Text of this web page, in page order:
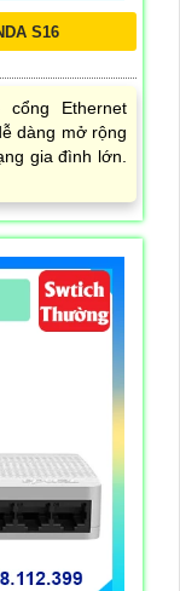
S16
Ethernet
dàng mở rộng
gia đình lớn.